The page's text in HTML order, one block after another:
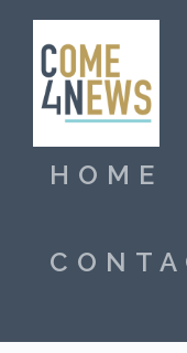
HOME